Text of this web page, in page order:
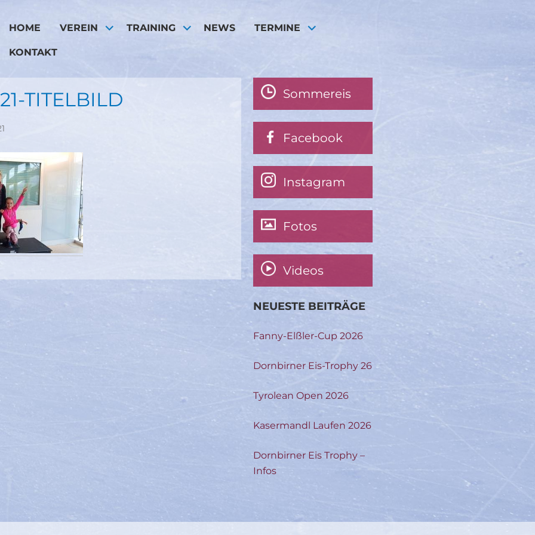
HOME VEREIN TRAINING NEWS TERMINE
KONTAKT
TITELBILD Sommereis
Facebook
Instagram
Fotos
Videos
NEUESTE BEITRÄGE
Fanny-Elßler-Cup 2026
Dornbirner Eis-Trophy 26
Tyrolean Open 2026
Kasermandl Laufen 2026
Dornbirner Eis Trophy –
Infos